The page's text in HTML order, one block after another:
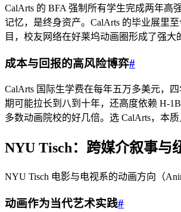
CalArts 的 BFA 强制所有学生完成两年
记忆，是终身资产。CalArts 的毕业展里
目，校友网络在好莱坞动画圈形成了强大
成本与回报的高风险博弈#
CalArts 国际生学费在每年五万多美元，
期可能拉长到八到十年，还高度依赖 H-
多数动画院校的好几倍。选 CalArts，本
NYU Tisch：跨媒介叙事与
NYU Tisch 电影与电视系的动画方向（
动画作为当代艺术实践#